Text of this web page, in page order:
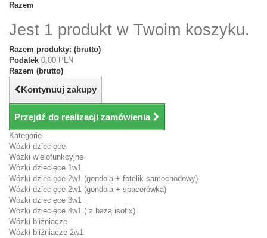
Razem
Jest 1 produkt w Twoim koszyku.
Razem produkty: (brutto)
Podatek 0,00 PLN
Razem (brutto)
Kontynuuj zakupy
Przejdź do realizacji zamówienia
Kategorie
Wózki dziecięce
Wózki wielofunkcyjne
Wózki dziecięce 1w1
Wózki dziecięce 2w1 (gondola + fotelik samochodowy)
Wózki dziecięce 2w1 (gondola + spacerówka)
Wózki dziecięce 3w1
Wózki dziecięce 4w1 ( z bazą isofix)
Wózki bliźniacze
Wózki bliźniacze 2w1